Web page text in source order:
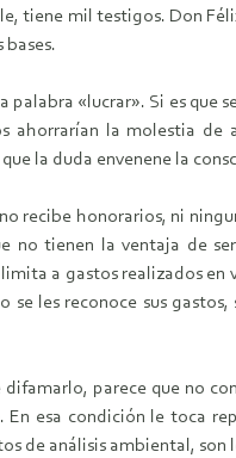
tiene mil testigos. Don
bases.
palabra «lucrar». Si es que
ahorrarían la molestia de
la duda envenene la
recibe honorarios, ni
no tienen la ventaja de
a gastos realizados
se les reconoce sus
difamarlo, parece que no
En esa condición le toca
de análisis ambiental,